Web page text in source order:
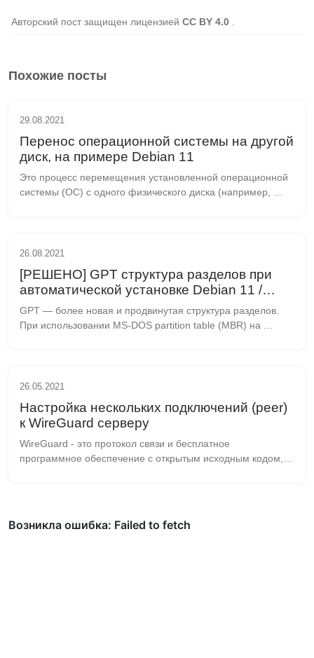
Авторский пост защищен лицензией CC BY 4.0 .
Похожие посты
29.08.2021
Перенос операционной системы на другой
диск, на примере Debian 11
Это процесс перемещения установленной операционной
системы (ОС) с одного физического диска (например,
26.08.2021
[РЕШЕНО] GPT структура разделов при
автоматической установке Debian 11 /
Debian 10
GPT — более новая и продвинутая структура разделов.
При использовании MS-DOS partition table (MBR) на
26.05.2021
Настройка нескольких подключений (peer)
к WireGuard серверу
WireGuard - это протокол связи и бесплатное
программное обеспечение с открытым исходным кодом,